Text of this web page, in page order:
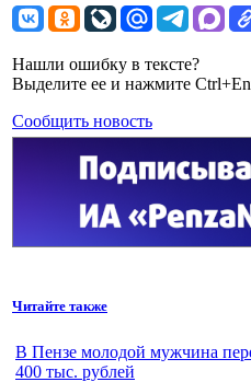
Нашли ошибку в тексте?
Выделите ее и нажмите
Сообщить новость
Читайте также
В Пензе молодой мужчина
400 тыс. рублей